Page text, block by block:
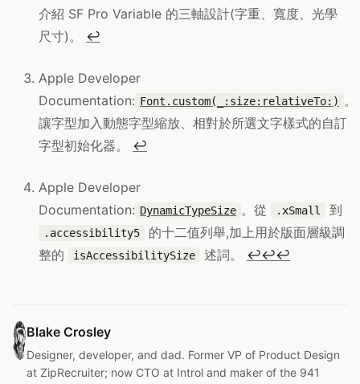
介紹 SF Pro Variable 的三軸設計(字重、寬度、光學
尺寸)。 ↩
Apple Developer
Documentation: Font.custom(_:size:relativeTo:)
。
讓字型加入動態字型縮放、相對於所選文字樣式的自訂
字型初始化器。 ↩
Apple Developer
Documentation: DynamicTypeSize 。從 .xSmall 到
.accessibility5
的十二值列舉,加上用於版面層級調
整的
isAccessibilitySize 述詞。 ↩↩↩
Blake Crosley
Designer, developer, and dad. Former VP of Product Design
at ZipRecruiter; now CTO at Introl and maker of the 941